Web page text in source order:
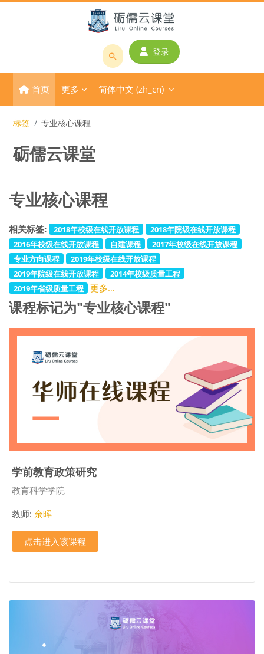
搜
课
程
登录
首页 更多 简体中文 ‎(zh_cn)‎
标签 专业核心课程
砺儒云课堂
专业核心课程
相关标签: 2018年校级在线开放课程
2018年院级在线开放课程
2016年校级在线开放课程
自建课程
2017年校级在线开放课程
专业方向课程
2019年校级在线开放课程
2019年院级在线开放课程
2014年校级质量工程
2019年省级质量工程
更多…
课程标记为"专业核心课程"
学前教育政策研究
课程类别
教育科学学院
教师: 余晖
点击进入该课程